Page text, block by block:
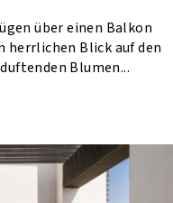
über einen Balkon
herrlichen Blick auf den
Blumen...